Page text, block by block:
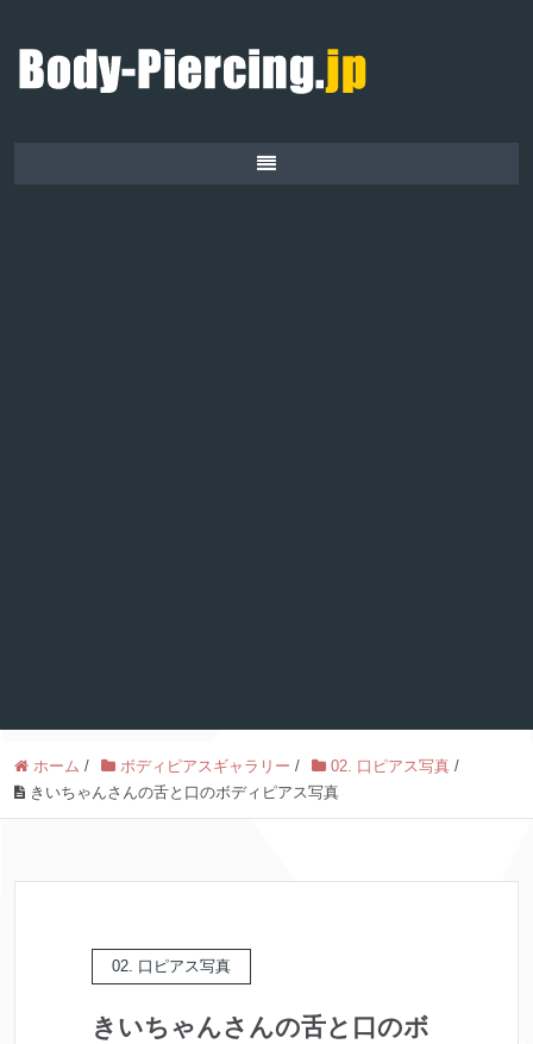
ホーム / ボディピアスギャラリー / 02. 口ピアス写真 /
きいちゃんさんの舌と口のボディピアス写真
02. 口ピアス写真
きいちゃんさんの舌と口のボ